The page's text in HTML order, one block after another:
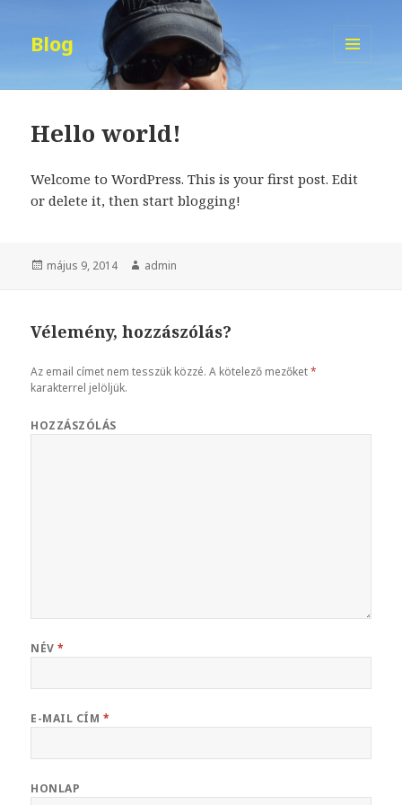
Blog
Hello world!
Welcome to WordPress. This is your first post. Edit
or delete it, then start blogging!
Közzétéve
május 9, 2014 Szerző
admin
Vélemény, hozzászólás?
Az email címet nem tesszük közzé. A kötelező mezőket*
karakterrel jelöljük.
HOZZÁSZÓLÁS
NÉV*
E-MAIL CÍM *
HONLAP